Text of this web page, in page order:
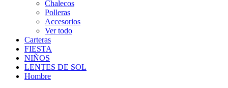
Chalecos
Polleras
Accesorios
Ver todo
Carteras
FIESTA
NIÑOS
LENTES DE SOL
Hombre